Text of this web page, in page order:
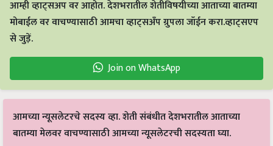
आम्ही व्हाट्सअप वर आहोत. देशभरातील शेतीविषयीच्या आताच्या बातम्या
मोबाईल वर वाचण्यासाठी आमचा व्हाट्सअँप ग्रुपला जॉईन करा.व्हाट्सएप
से जुड़ें.
Join on WhatsApp
आमच्या न्यूसलेटरचे सदस्य व्हा. शेती संबंधीत देशभरातील आताच्या
बातम्या मेलवर वाचण्यासाठी आमच्या न्यूसलेटरची सदस्यता घ्या.